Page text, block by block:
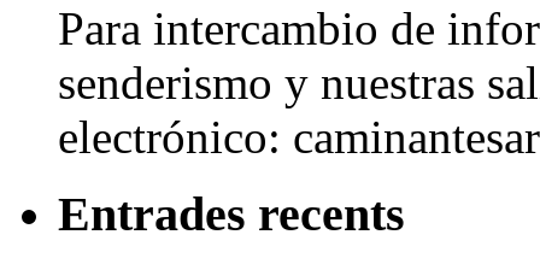
Para intercambio de
senderismo y nuestras
electrónico:
Entrades recents